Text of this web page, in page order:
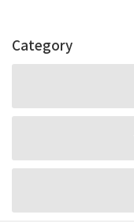
Category